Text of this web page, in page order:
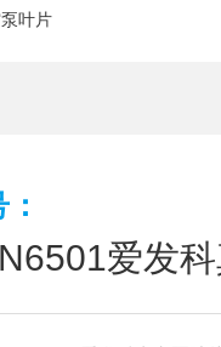
叶片
爱发